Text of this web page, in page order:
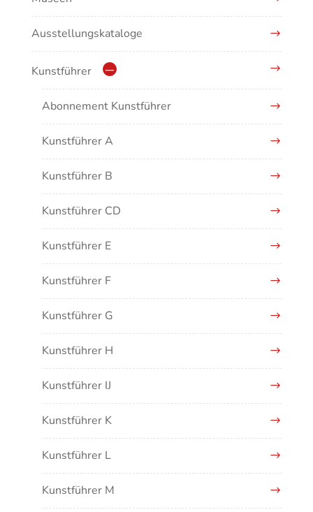
Renaissance/Barock/19. Jahrhundert
Moderne/Gegenwartskunst
Übergreifende Darstellungen
Ausstellungskataloge
Kunstführer
Abonnement Kunstführer
Kunstführer A
Kunstführer B
Kunstführer CD
Kunstführer E
Kunstführer F
Kunstführer G
Kunstführer H
Kunstführer IJ
Kunstführer K
Kunstführer L
Kunstführer M